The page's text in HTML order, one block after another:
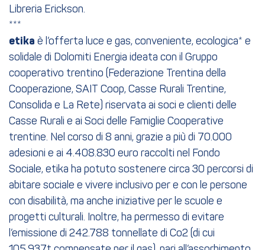
Libreria Erickson.
***
etika è l’offerta luce e gas, conveniente, ecologica* e
solidale di Dolomiti Energia ideata con il Gruppo
cooperativo trentino (Federazione Trentina della
Cooperazione, SAIT Coop, Casse Rurali Trentine,
Consolida e La Rete) riservata ai soci e clienti delle
Casse Rurali e ai Soci delle Famiglie Cooperative
trentine. Nel corso di 8 anni, grazie a più di 70.000
adesioni e ai 4.408.830 euro raccolti nel Fondo
Sociale, etika ha potuto sostenere circa 30 percorsi di
abitare sociale e vivere inclusivo per e con le persone
con disabilità, ma anche iniziative per le scuole e
progetti culturali. Inoltre, ha permesso di evitare
l’emissione di 242.788 tonnellate di Co2 (di cui